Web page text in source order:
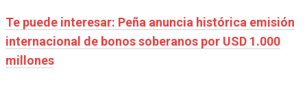
Te puede interesar: Peña anuncia histórica emisión
internacional de bonos soberanos por USD 1.000
millones